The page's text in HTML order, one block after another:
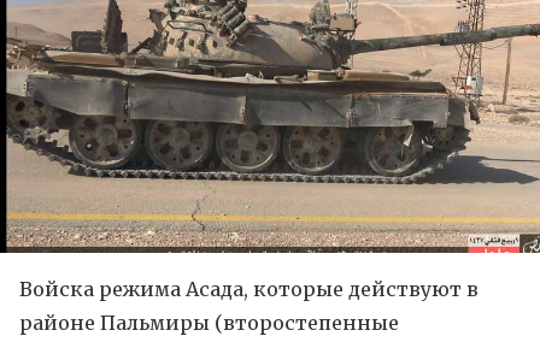
Войска режима Асада, которые действуют в
районе Пальмиры (второстепенные